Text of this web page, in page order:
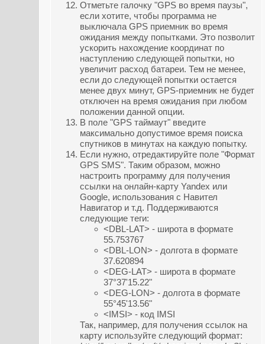
Отметьте галочку "GPS во время паузы",
если хотите, чтобы программа не
выключала GPS приемник во время
ожидания между попытками. Это позволит
ускорить нахождение координат по
наступлению следующей попытки, но
увеличит расход батареи. Тем не менее,
если до следующей попытки остается
менее двух минут, GPS-приемник не будет
отключен на время ожидания при любом
положении данной опции.
В поле "GPS таймаут" введите
максимально допустимое время поиска
спутников в минутах на каждую попытку.
Если нужно, отредактируйте поле "Формат
GPS SMS". Таким образом, можно
настроить программу для получения
ссылки на онлайн-карту Yandex или
Google, использования с Навител
Навигатор и т.д. Поддерживаются
следующие теги:
<DBL-LAT> - широта в формате
55.753767
<DBL-LON> - долгота в формате
37.620894
<DEG-LAT> - широта в формате
37°37'15.22"
<DEG-LON> - долгота в формате
55°45'13.56"
<IMSI> - код IMSI
Так, например, для получения ссылок на
карту используйте следующий формат: